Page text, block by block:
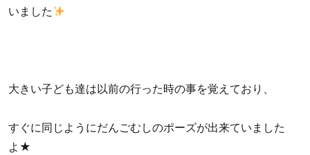
いました
大きい子ども達は以前の行った時の事を覚えており、
すぐに同じようにだんごむしのポーズが出来ていました
よ★